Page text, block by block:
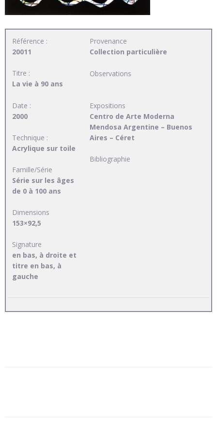
Référence :
20011
Titre :
La vie à 90 ans
Date :
2000
Technique :
Acrylique sur toile
Famille/Série
Série sur les âges
de 0 à 100 ans
Dimensions
153×92,5
Signature
en bas, à droite et
titre en bas, à
gauche
Provenance
Collection particulière
Observations
Expositions
Centro de Arte Moderna
Mendosa Argentine – Buenos
Aires – Céret
Bibliographie